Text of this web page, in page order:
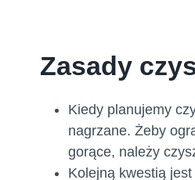
Zasady
Kiedy planujemy
nagrzane. Żeby
gorące, należy
Kolejną kwestią